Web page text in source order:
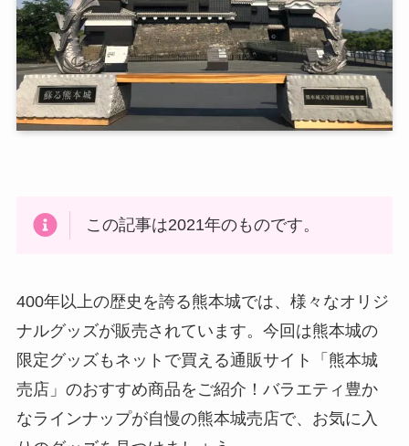
この記事は2021年のものです。
400年以上の歴史を誇る熊本城では、様々なオリジ
ナルグッズが販売されています。今回は熊本城の
限定グッズもネットで買える通販サイト「熊本城
売店」のおすすめ商品をご紹介！バラエティ豊か
なラインナップが自慢の熊本城売店で、お気に入